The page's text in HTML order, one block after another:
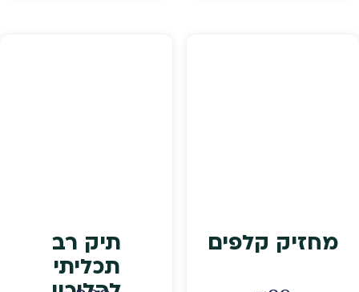
מחזיק קלפים
תיק רב
תכליתי